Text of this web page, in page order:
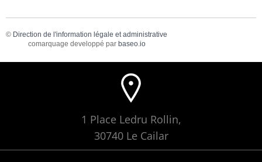
© Direction de l'information légale et administrative
comarquage developpé par baseo.io
1 Place Ledru Rollin,
30740 Le Cailar